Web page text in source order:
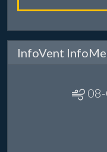
InfoVent